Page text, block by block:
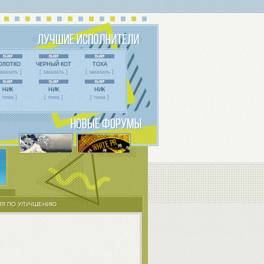
]
ЧЕРНЫЙ КОТ
[ заказать ]
ТОХА
[ заказать ]
НИК
тема ]
НИК
[ тема ]
НИК
[ тема ]
ПО УЛУЧШЕНИЮ